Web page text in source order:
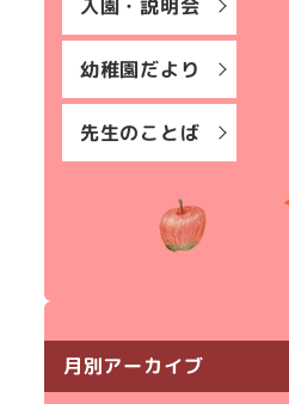
入園・説明会
幼稚園だより
先生のことば
月別アーカイブ